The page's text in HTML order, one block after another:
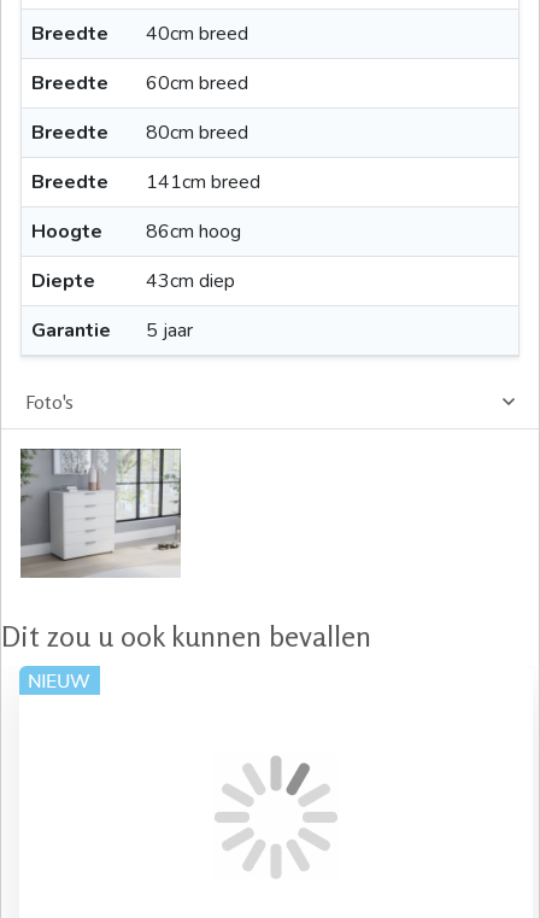
Breedte
40cm breed
Breedte
60cm breed
Breedte
80cm breed
Breedte
141cm breed
Hoogte
86cm hoog
Diepte
43cm diep
Garantie
5 jaar
Foto's
Dit zou u ook kunnen bevallen